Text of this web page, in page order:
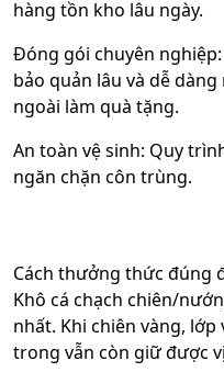
hàng tồn kho lâu ngày.
Đóng gói chuyên
bảo quản lâu và dễ
ngoài làm quà tặng.
An toàn vệ sinh: Quy
ngăn chặn côn trùng.
Cách thưởng thức đúng
Khô cá chạch chiên/
nhất. Khi chiên vàng,
trong vẫn còn giữ được